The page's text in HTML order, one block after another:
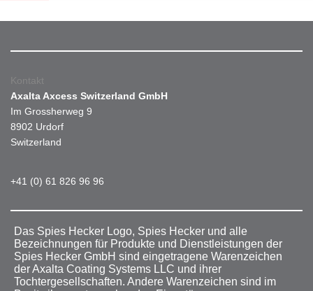
Kontakt
Axalta Axcess Switzerland GmbH
Im Grossherweg 9
8902 Urdorf
Switzerland
+41 (0) 61 826 96 96
Das Spies Hecker Logo, Spies Hecker und alle
Bezeichnungen für Produkte und Dienstleistungen der
Spies Hecker GmbH sind eingetragene Warenzeichen
der Axalta Coating Systems LLC und ihrer
Tochtergesellschaften. Andere Warenzeichen sind im